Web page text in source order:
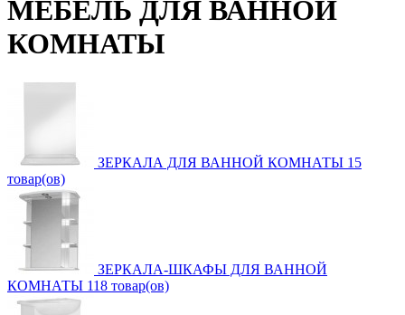
МЕБЕЛЬ ДЛЯ ВАННОЙ
КОМНАТЫ
ЗЕРКАЛА ДЛЯ ВАННОЙ КОМНАТЫ 15
товар(ов)
ЗЕРКАЛА-ШКАФЫ ДЛЯ ВАННОЙ
КОМНАТЫ 118 товар(ов)